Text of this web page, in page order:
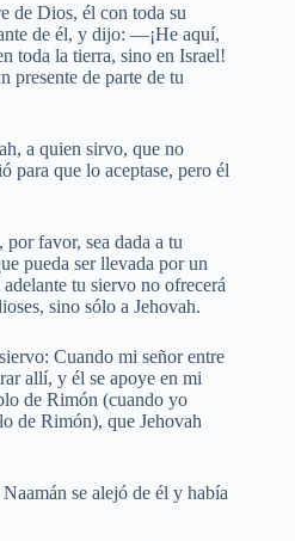
de Dios, él con toda su
de él, y dijo: —¡He aquí,
toda la tierra, sino en Israel!
presente de parte de tu
a quien sirvo, que no
para que lo aceptase, pero él
favor, sea dada a tu
pueda ser llevada por un
tu siervo no ofrecerá
sino sólo a Jehovah.
Cuando mi señor entre
allí, y él se apoye en mi
de Rimón (cuando yo
de Rimón), que Jehovah
se alejó de él y había